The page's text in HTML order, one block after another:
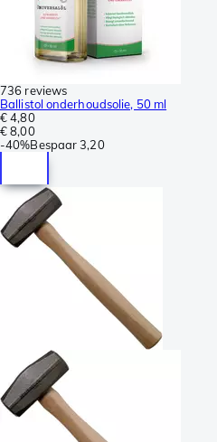
736 reviews
Ballistol onderhoudsolie, 50 ml
€ 4,80
€ 8,00
-40%Bespaar 3,20